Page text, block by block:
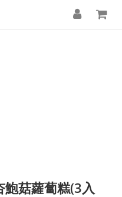
菇蘿蔔糕(3入